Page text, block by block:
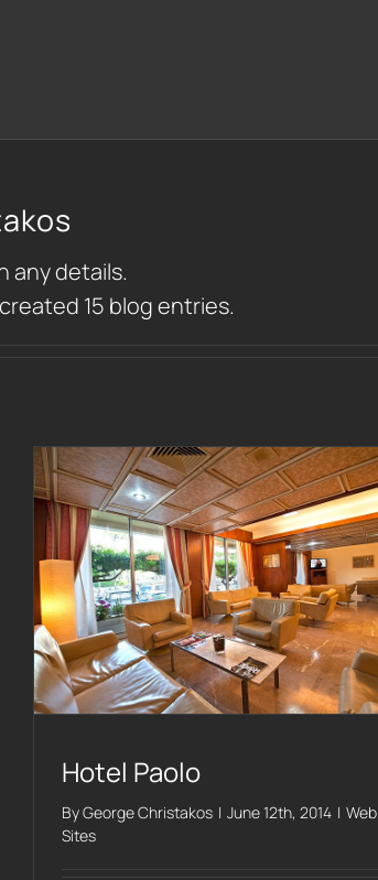
any details.
15 blog entries.
Hotel Paolo
ByGeorge Christakos | June 12th, 2014 | Web
Sites